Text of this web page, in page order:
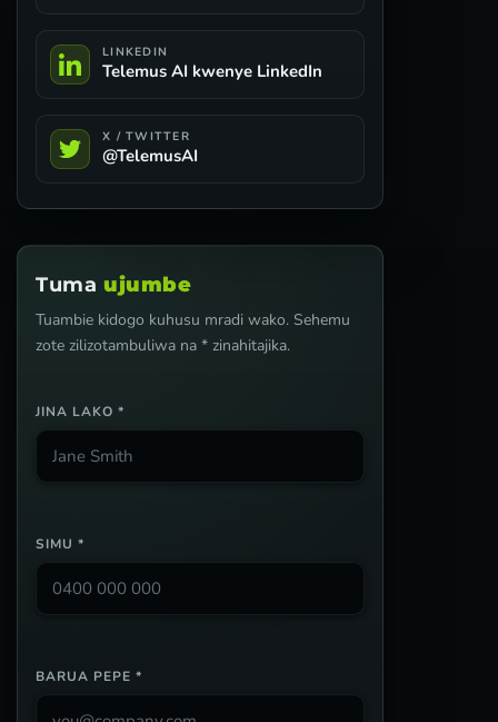
LINKEDIN
Telemus AI kwenye LinkedIn
X / TWITTER
@TelemusAI
Tuma ujumbe
Tuambie kidogo kuhusu mradi wako. Sehemu
zote zilizotambuliwa na * zinahitajika.
JINA LAKO *
SIMU *
BARUA PEPE *